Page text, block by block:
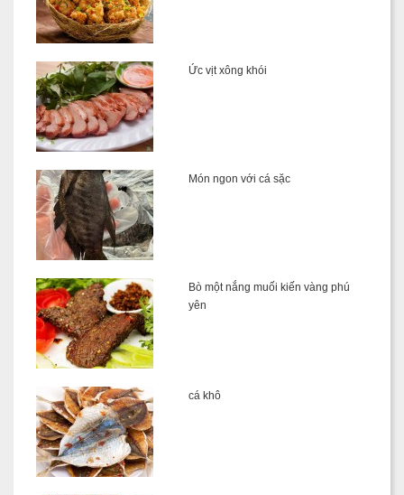
Ức vịt xông khói
Món ngon với cá sặc
Bò một nắng muối kiến vàng phú
yên
cá khô